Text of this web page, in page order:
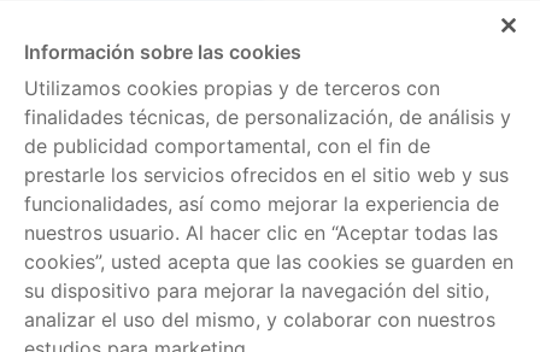
Información legal
Política de cookies
Aviso legal
Política de privacidad
Servicios
Comparador de tarifas
Información por
regiones
Ayuda
Información sobre las cookies
Utilizamos cookies propias y de terceros con
finalidades técnicas, de personalización, de análisis y
de publicidad comportamental, con el fin de
prestarle los servicios ofrecidos en el sitio web y sus
funcionalidades, así como mejorar la experiencia de
nuestros usuario. Al hacer clic en “Aceptar todas las
cookies”, usted acepta que las cookies se guarden en
su dispositivo para mejorar la navegación del sitio,
analizar el uso del mismo, y colaborar con nuestros